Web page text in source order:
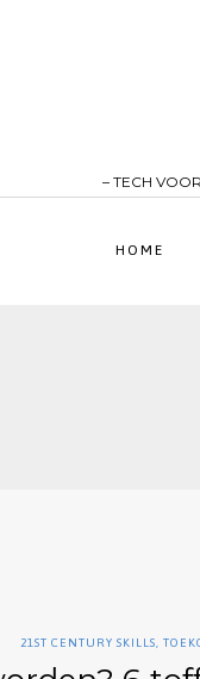
– TECH
HOME
21ST CENTURY SKILLS,